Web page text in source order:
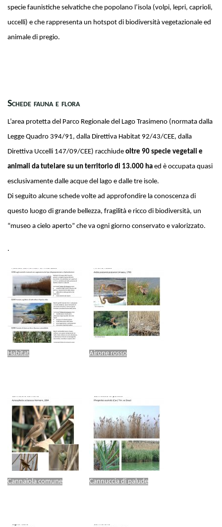
specie faunistiche selvatiche che popolano l’isola (volpi, lepri, caprioli,
uccelli) e che rappresenta un hotspot di biodiversità vegetazionale ed
animale di pregio.
Schede fauna e flora
L’area protetta del Parco Regionale del Lago Trasimeno (normata dalla
Legge Quadro 394/91, dalla Direttiva Habitat 92/43/CEE, dalla
Direttiva Uccelli 147/09/CEE) racchiudeoltre 90 specie vegetali e
animali da tutelare su un territorio di 13.000 ha ed è occupata quasi
esclusivamente dalle acque del lago e dalle tre isole.
Di seguito alcune schede volte ad approfondire la conoscenza di
questo luogo di grande bellezza, fragilità e ricco di biodiversità, un
“museo a cielo aperto” che va ogni giorno conservato e valorizzato.
.
Habitat Airone rosso
Cannaiola comune Cannuccia di palude